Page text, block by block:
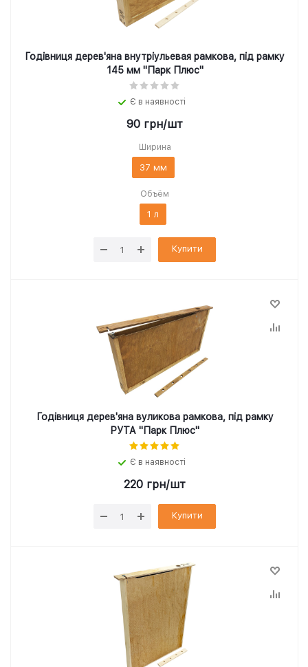
Годівниця дерев'яна внутріульевая рамкова, під рамку
145 мм "Парк Плюс"
Є в наявності
90 грн/шт
Ширина
37 мм
Объём
1 л
Купити
Годівниця дерев'яна вуликова рамкова, під рамку
РУТА "Парк Плюс"
Є в наявності
220 грн/шт
Купити